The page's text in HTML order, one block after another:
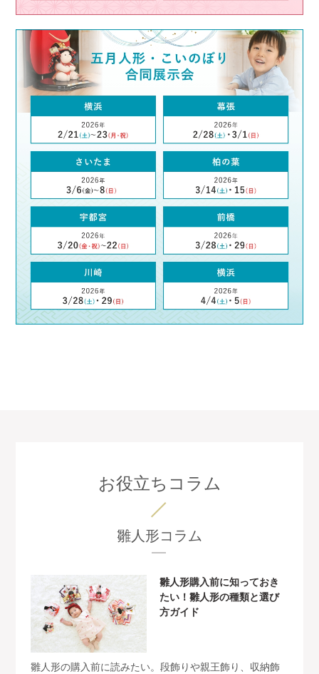
お役立ちコラム
雛人形コラム
雛人形購入前に知っておき
たい！雛人形の種類と選び
方ガイド
雛人形の購入前に読みたい。段飾りや親王飾り、収納飾